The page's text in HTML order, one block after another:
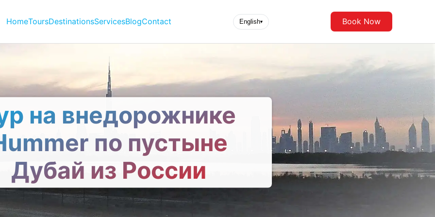
HomeToursDestinationsServicesBlogContact English▾ Book Now
на внедорожнике
по пустыне
Дубай из России